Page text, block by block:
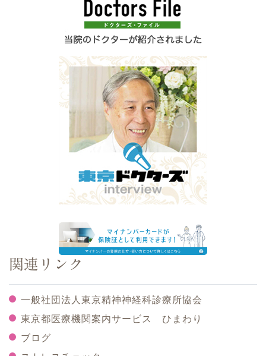
関連リンク
一般社団法人東京精神神経科診療所協会
東京都医療機関案内サービス ひまわり
ブログ